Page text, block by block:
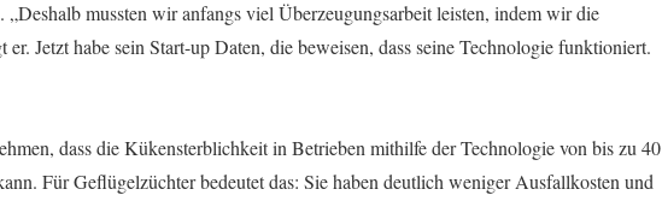
mussten wir anfangs viel Überzeugungsarbeit leisten, indem wir die
er. Jetzt habe sein Start-up Daten, die beweisen, dass seine Technologie funktioniert.
dass die Kükensterblichkeit in Betrieben mithilfe der Technologie von bis zu 40
Für Geflügelzüchter bedeutet das: Sie haben deutlich weniger Ausfallkosten und